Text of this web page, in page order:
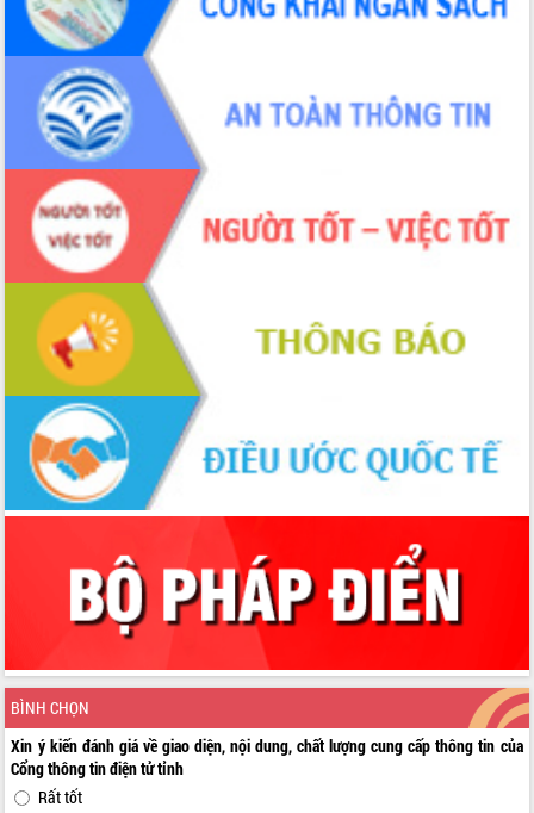
BÌNH CHỌN
Xin ý kiến đánh giá về giao diện, nội dung, chất lượng cung cấp thông tin của
Cổng thông tin điện tử tỉnh
Rất tốt